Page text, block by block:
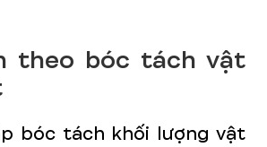
theo bóc tách vật
bóc tách khối lượng vật